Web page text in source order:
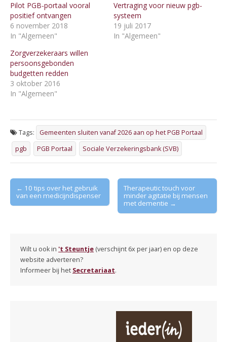
Pilot PGB-portaal vooral
positief ontvangen
6 november 2018
In "Algemeen"
Vertraging voor nieuw pgb-
systeem
19 juli 2017
In "Algemeen"
Zorgverzekeraars willen
persoonsgebonden
budgetten redden
3 oktober 2016
In "Algemeen"
Tags:
Gemeenten sluiten vanaf 2026 aan op het PGB Portaal
pgb
PGB Portaal Sociale Verzekeringsbank (SVB)
Post
navigation
← 10 tips over het gebruik
van een medicijndispenser
Therapeutic touch voor
minder agitatie bij mensen
met dementie →
Wilt u ook in 't Steuntje (verschijnt 6x per jaar) en op deze
website adverteren?
Informeer bij het Secretariaat.